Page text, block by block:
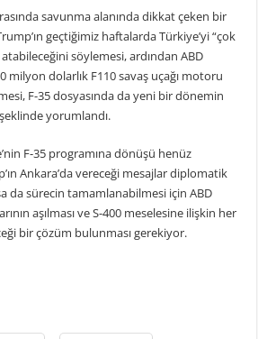
savunma alanında dikkat çeken bir
geçtiğimiz haftalarda Türkiye’yi “çok
söylemesi, ardından ABD
milyon dolarlık F110 savaş uçağı motoru
F-35 dosyasında da yeni bir dönemin
şeklinde yorumlandı.
F-35 programına dönüşü henüz
Ankara’da vereceği mesajlar diplomatik
da sürecin tamamlanabilmesi için ABD
aşılması ve S-400 meselesine ilişkin her
bir çözüm bulunması gerekiyor.